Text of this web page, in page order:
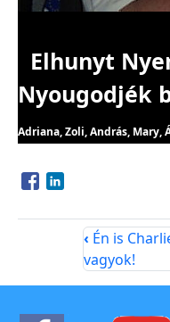
Elhunyt
Nyougodjék
Adriana, Zoli, András, Mary,
Opens in a new
Opens in a new
‹ Én is
vagyok!